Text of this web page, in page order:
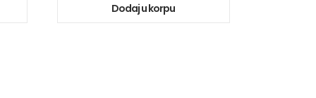
Dodaj u korpu